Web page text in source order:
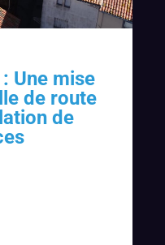
Une mise
de route
de